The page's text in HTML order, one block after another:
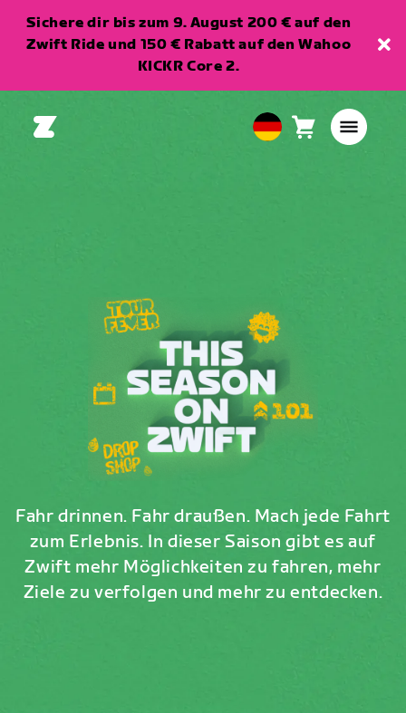
Sichere dir bis zum 9. August 200 € auf den
Zwift Ride und 150 € Rabatt auf den Wahoo
KICKR Core 2.
EuropeanWarenkorb
Fahr drinnen. Fahr draußen. Mach jede Fahrt
zum Erlebnis. In dieser Saison gibt es auf
Zwift mehr Möglichkeiten zu fahren, mehr
Ziele zu verfolgen und mehr zu entdecken.